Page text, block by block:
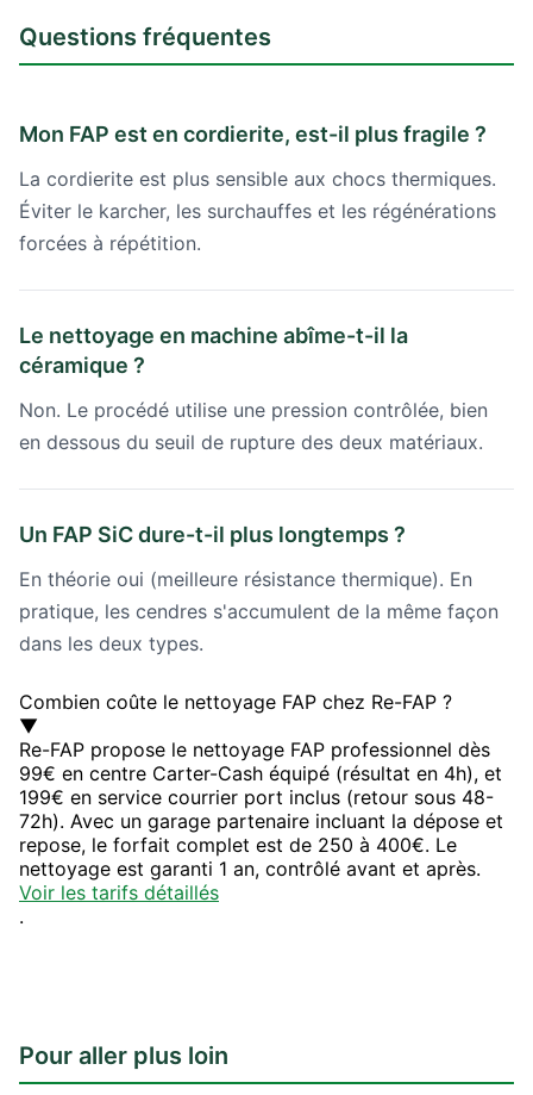
Questions fréquentes
Mon FAP est en cordierite, est-il plus fragile ?
La cordierite est plus sensible aux chocs thermiques.
Éviter le karcher, les surchauffes et les régénérations
forcées à répétition.
Le nettoyage en machine abîme-t-il la
céramique ?
Non. Le procédé utilise une pression contrôlée, bien
en dessous du seuil de rupture des deux matériaux.
Un FAP SiC dure-t-il plus longtemps ?
En théorie oui (meilleure résistance thermique). En
pratique, les cendres s'accumulent de la même façon
dans les deux types.
Combien coûte le nettoyage FAP chez Re-FAP ?
▼
Re-FAP propose le nettoyage FAP professionnel dès
99€ en centre Carter-Cash équipé (résultat en 4h), et
199€ en service courrier port inclus (retour sous 48-
72h). Avec un garage partenaire incluant la dépose et
repose, le forfait complet est de 250 à 400€. Le
nettoyage est garanti 1 an, contrôlé avant et après.
Voir les tarifs détaillés
.
Pour aller plus loin